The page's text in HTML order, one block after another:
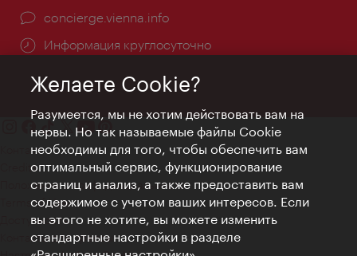
concierge.vienna.info
Информация круглосуточно
Контакт
Credits
Положение о конфиденциальности
Terms of Use
Доступность
Контакты для прессы
Желаете Cookie?
Разумеется, мы не хотим действовать вам на
нервы. Но так называемые файлы Cookie
необходимы для того, чтобы обеспечить вам
оптимальный сервис, функционирование
страниц и анализ, а также предоставить вам
содержимое с учетом ваших интересов. Если
вы этого не хотите, вы можете изменить
стандартные настройки в разделе